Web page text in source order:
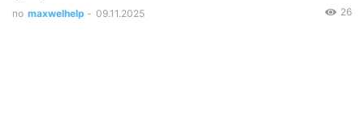
по maxwelhelp - 09.11.2025 26